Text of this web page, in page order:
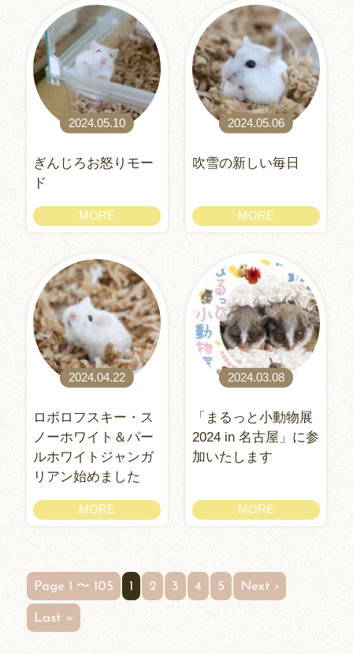
2024.05.10
ぎんじろお怒りモー
ド
MORE
2024.05.06
吹雪の新しい毎日
MORE
2024.04.22
ロボロフスキー・ス
ノーホワイト＆パー
ルホワイトジャンガ
リアン始めました
MORE
2024.03.08
「まるっと小動物展
2024 in 名古屋」に参
加いたします
MORE
Page 1 〜 105 1 2 3 4 5 Next ›
Last »